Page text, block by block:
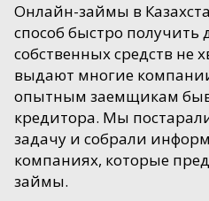
Онлайн-займы в
способ быстро получить
собственных средств не
выдают многие
опытным заемщикам
кредитора. Мы
задачу и собрали
компаниях, которые
займы.